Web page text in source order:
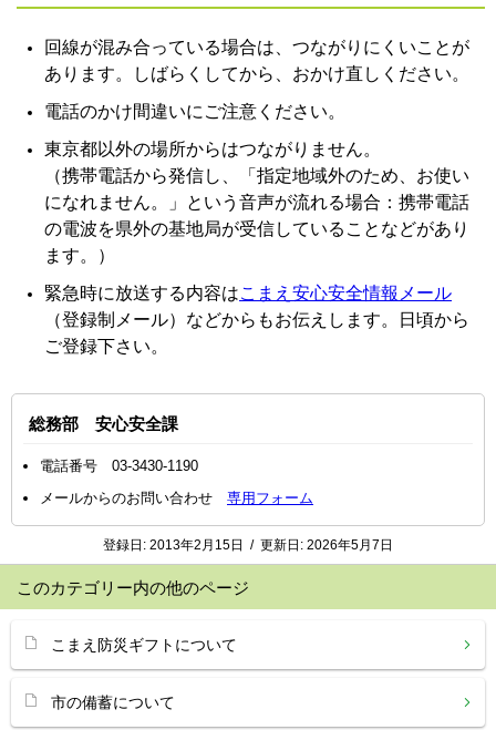
回線が混み合っている場合は、つながりにくいことが
あります。しばらくしてから、おかけ直しください。
電話のかけ間違いにご注意ください。
東京都以外の場所からはつながりません。
（携帯電話から発信し、「指定地域外のため、お使い
になれません。」という音声が流れる場合：携帯電話
の電波を県外の基地局が受信していることなどがあり
ます。）
緊急時に放送する内容はこまえ安心安全情報メール
（登録制メール）などからもお伝えします。日頃から
ご登録下さい。
総務部 安心安全課
電話番号 03-3430-1190
メールからのお問い合わせ 専用フォーム
登録日: 2013年2月15日 / 更新日: 2026年5月7日
このカテゴリー内の他のページ
こまえ防災ギフトについて
市の備蓄について